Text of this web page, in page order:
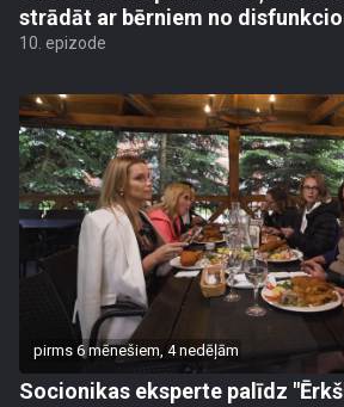
strādāt ar bērniem no
10. epizode
pirms 6 mēnešiem, 4 nedēļām
Socionikas eksperte palīdz